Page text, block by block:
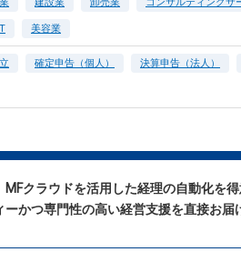
美容業
確定申告（個人） 決算申告（法人）
クラウドを活用した経理の自動化を
かつ専門性の高い経営支援を直接お届